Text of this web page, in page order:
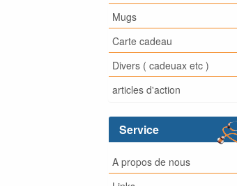
Mugs
Carte cadeau
Divers ( cadeuax etc )
articles d'action
Service
A propos de nous